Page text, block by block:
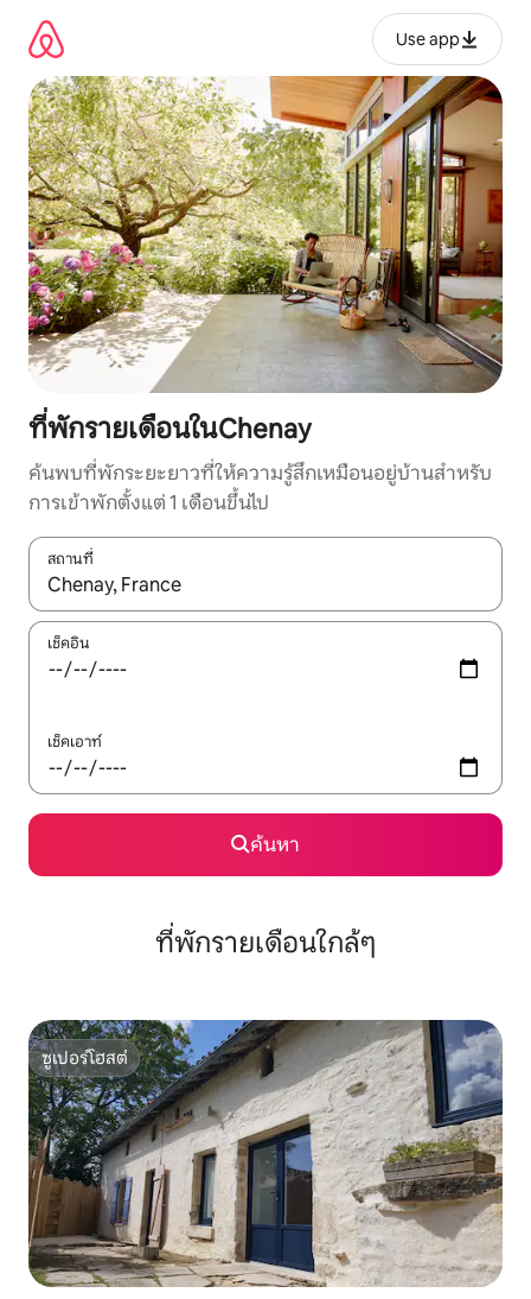
เนื้อหา
Use app
ที่พักรายเดือนในChenay
ค้นพบที่พักระยะยาวที่ให้ความรู้สึกเหมือนอยู่บ้านสำหรับ
การเข้าพักตั้งแต่ 1 เดือนขึ้นไป
สถานที่
ใช้ลูกศรขึ้นลง หรือใช้การสัมผัสหรือปัด เพื่อสำรวจผลการค้นหา
เช็คอิน
เช็คเอาท์
ค้นหา
ที่พักรายเดือนใกล้ๆ
ซูเปอร์โฮสต์
ซูเปอร์โฮสต์